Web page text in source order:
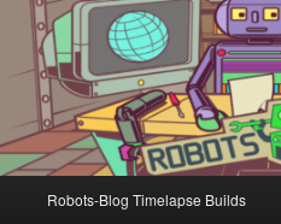
Robots-Blog Timelapse Builds